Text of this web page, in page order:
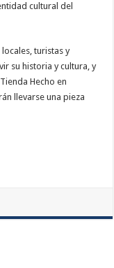
cultural del
turistas y
su historia y cultura, y
Hecho en
llevarse una pieza